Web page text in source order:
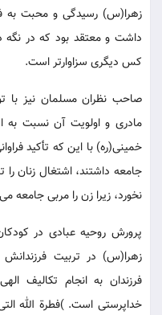
زهرا(س) رسیدگی و محبت به
داشت و معتقد بود که در نگه
کس دیگری سزاوارتر است.
صاحب نظران مسلمان نیز با
مادری و اولویت آن نسبت به
خمینی(ره) با این که تأکید
جامعه داشتند، اشتغال زنان را
نخورد، زیرا زن را مربی جامعه می
پرورش روحیه عبادی در
زهرا(س) در تربیت
فرزندان به انجام تکالیف